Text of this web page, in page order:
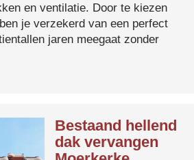
en ventilatie. Door te kiezen
je verzekerd van een perfect
jaren meegaat zonder
Bestaand hellend
dak vervangen